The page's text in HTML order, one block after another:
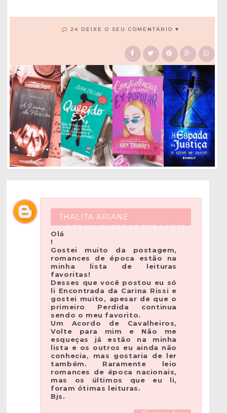
24 DEIXE O SEU COMENTÁRIO ♥
THALITA ARIANE
6 DE NOVEMBRO DE 2018 ÀS 11:52
Olá
!
Gostei muito da postagem,
romances de época estão na
minha lista de leituras
favoritas!
Desses que você postou eu só
li Encontrada da Carina Rissi e
gostei muito, apesar de que o
primeiro Perdida continua
sendo o meu favorito.
Um Acordo de Cavalheiros,
Volte para mim e Não me
esqueças já estão na minha
lista e os outros eu ainda não
conhecia, mas gostaria de ler
também. Raramente leio
romances de época nacionais,
mas os últimos que eu li,
foram ótimas leituras.
Bjs.